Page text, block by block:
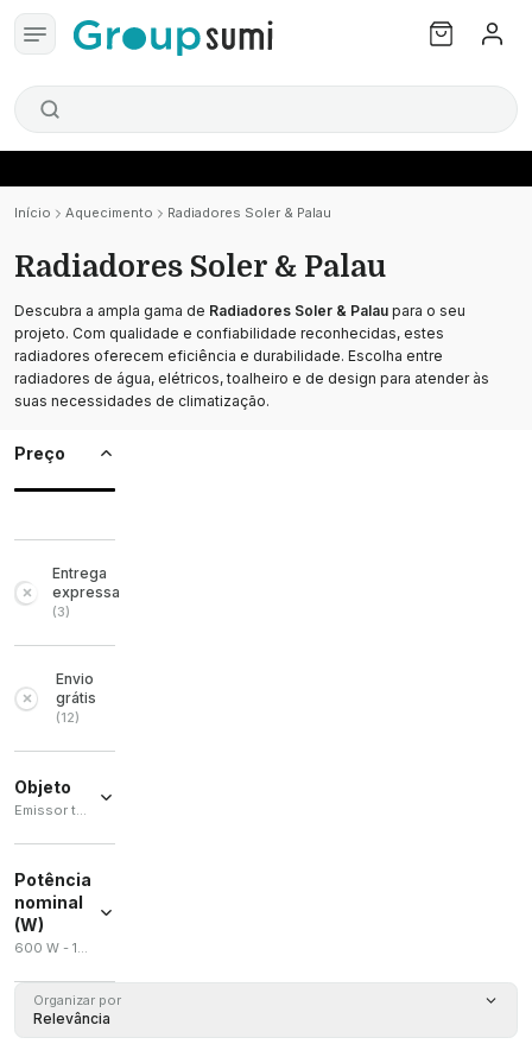
Início Aquecimento Radiadores Soler & Palau
Radiadores Soler & Palau
Descubra a ampla gama de Radiadores Soler & Palau para o seu
projeto. Com qualidade e confiabilidade reconhecidas, estes
radiadores oferecem eficiência e durabilidade. Escolha entre
radiadores de água, elétricos, toalheiro e de design para atender às
suas necessidades de climatização.
Preço
Entrega
expressa
(3)
Envio
grátis
(12)
Objeto
Emissor térmico / Radiador convector / Radiador de painel
térmico
(6 )
convector
Radiador
de painel
Potência
nominal
(W)
600 W - 1500 W
Organizar por
Relevância